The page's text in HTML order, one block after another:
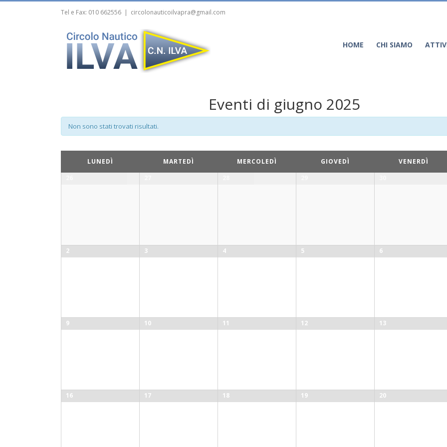
Tel e Fax: 010 662556 | circolonauticoilvapra@gmail.com
HOME CHI SIAMO
Eventi di giugno 2025
Non sono stati trovati risultati.
Navigazione
LUNEDÌ MARTEDÌ MERCOLEDÌ GIOVEDÌ VENERDÌ
2 3 4 5 6
9 10 11 12 13
16 17 18 19 20